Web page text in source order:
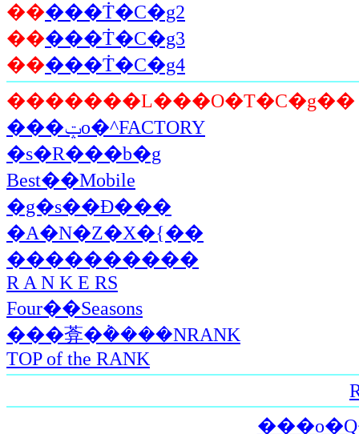
�����݃T�C�g2
�����݃T�C�g3
�����݃T�C�g4
�������L���O�T�C�g��
���ݓo�^FACTORY
�s�R���b�g
Best��Mobile
�g�ѕ��Ɖ���
�A�N�Z�X�{��
����������
R A N K E RS
Four��Seasons
���葊�݃����NRANK
TOP of the RANK